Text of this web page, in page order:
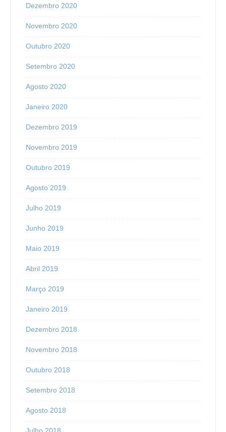
Dezembro 2020
Novembro 2020
Outubro 2020
Setembro 2020
Agosto 2020
Janeiro 2020
Dezembro 2019
Novembro 2019
Outubro 2019
Agosto 2019
Julho 2019
Junho 2019
Maio 2019
Abril 2019
Março 2019
Janeiro 2019
Dezembro 2018
Novembro 2018
Outubro 2018
Setembro 2018
Agosto 2018